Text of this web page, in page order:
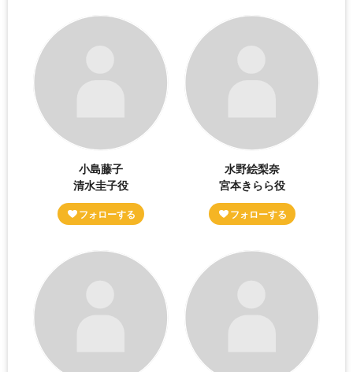
小島藤子
清水圭子役
水野絵梨奈
宮本きらら役